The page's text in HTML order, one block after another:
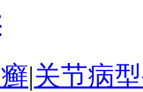
|关节病